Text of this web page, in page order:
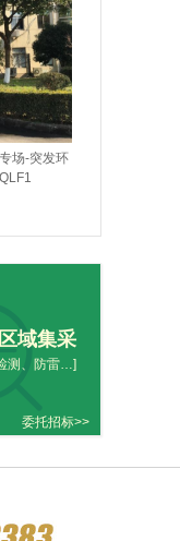
场-突发环
域集采
测、防雷…]
委托招标>>